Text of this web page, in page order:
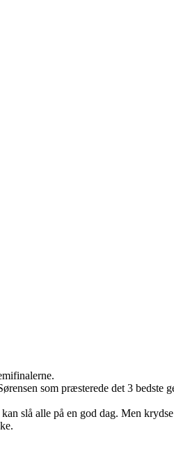
som præsterede det 3 bedste
slå alle på en god dag. Men